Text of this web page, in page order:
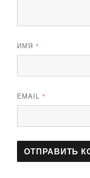
ИМЯ *
EMAIL *